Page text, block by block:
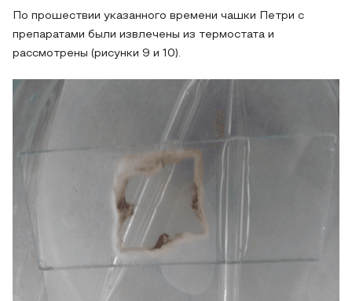
По прошествии указанного времени чашки Петри с
препаратами были извлечены из термостата и
рассмотрены (рисунки 9 и 10).